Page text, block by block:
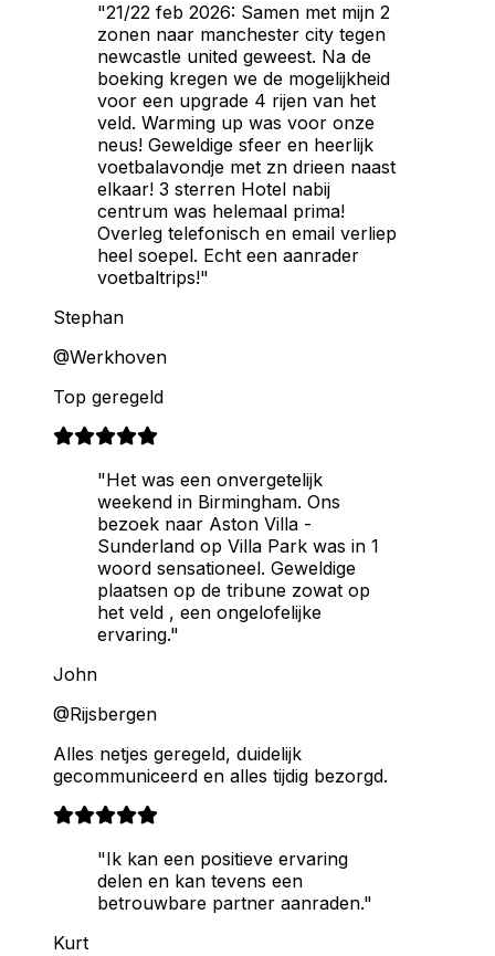
"21/22 feb 2026: Samen met mijn 2
zonen naar manchester city tegen
newcastle united geweest. Na de
boeking kregen we de mogelijkheid
voor een upgrade 4 rijen van het
veld. Warming up was voor onze
neus! Geweldige sfeer en heerlijk
voetbalavondje met zn drieen naast
elkaar! 3 sterren Hotel nabij
centrum was helemaal prima!
Overleg telefonisch en email verliep
heel soepel. Echt een aanrader
voetbaltrips!"
Stephan
@Werkhoven
Top geregeld
"Het was een onvergetelijk
weekend in Birmingham. Ons
bezoek naar Aston Villa -
Sunderland op Villa Park was in 1
woord sensationeel. Geweldige
plaatsen op de tribune zowat op
het veld , een ongelofelijke
ervaring."
John
@Rijsbergen
Alles netjes geregeld, duidelijk
gecommuniceerd en alles tijdig bezorgd.
"Ik kan een positieve ervaring
delen en kan tevens een
betrouwbare partner aanraden."
Kurt